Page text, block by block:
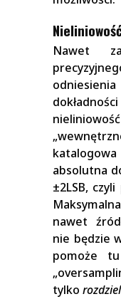
Nawet
absolutna
±2LSB,
nawet
nie będzie
pomoże
tylko